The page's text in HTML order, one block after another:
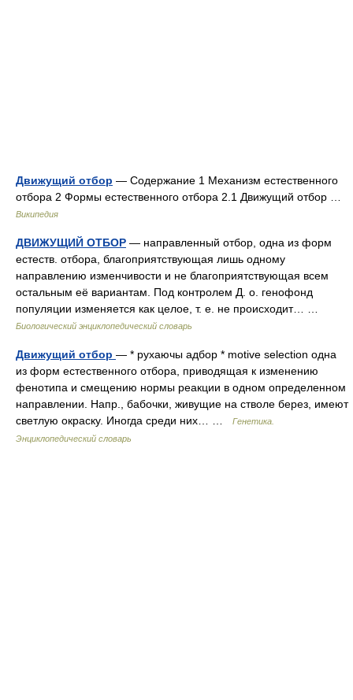
Движущий отбор — Содержание 1 Механизм естественного
отбора 2 Формы естественного отбора 2.1 Движущий отбор …
Википедия
ДВИЖУЩИЙ ОТБОР — направленный отбор, одна из форм
естеств. отбора, благоприятствующая лишь одному
направлению изменчивости и не благоприятствующая всем
остальным её вариантам. Под контролем Д. о. генофонд
популяции изменяется как целое, т. е. не происходит… …
Биологический энциклопедический словарь
Движущий отбор — * рухаючы адбор * motive selection одна
из форм естественного отбора, приводящая к изменению
фенотипа и смещению нормы реакции в одном определенном
направлении. Напр., бабочки, живущие на стволе берез, имеют
светлую окраску. Иногда среди них… …
Генетика.
Энциклопедический словарь